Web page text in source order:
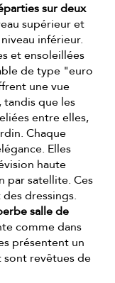
sur deux
supérieur et
inférieur.
et ensoleillées
de type "euro
une vue
, tandis que les
entre elles,
Chaque
Elles
haute
par satellite. Ces
dressings.
salle de
comme dans
présentent un
sont revêtues de